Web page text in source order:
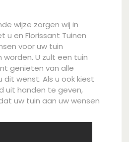
wijze zorgen wij in
u en Florissant Tuinen
voor uw tuin
U zult een tuin
genieten van alle
dit wenst. Als u ook kiest
uit handen te geven,
uw tuin aan uw wensen